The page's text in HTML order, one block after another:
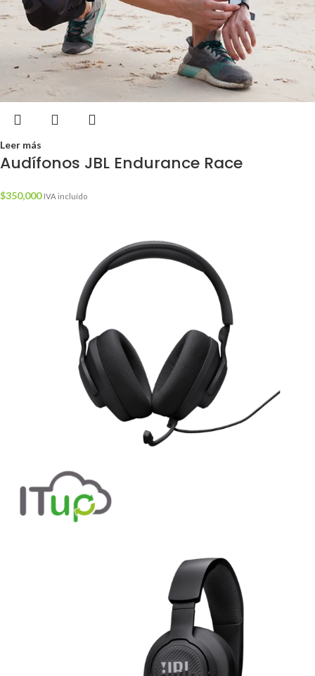
Leer más
Audífonos JBL Endurance Race
$350,000 IVA incluído